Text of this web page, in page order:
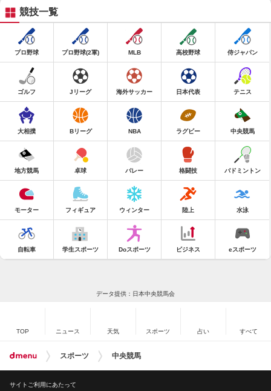
競技一覧
プロ野球 プロ野球(2軍) MLB 高校野球 侍ジャパン
ゴルフ Jリーグ 海外サッカー 日本代表 テニス
大相撲 Bリーグ NBA ラグビー 中央競馬
地方競馬 卓球 バレー 格闘技 バドミントン
モーター フィギュア ウィンター 陸上 水泳
自転車 学生スポーツ Doスポーツ ビジネス eスポーツ
データ提供：日本中央競馬会
TOP ニュース 天気 スポーツ 占い すべて
スポーツ 中央競馬
サイトご利用にあたって